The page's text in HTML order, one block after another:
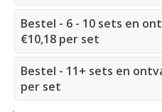
Bestel - 6 - 10 sets en
€10,18 per set
Bestel - 11+ sets en
per set